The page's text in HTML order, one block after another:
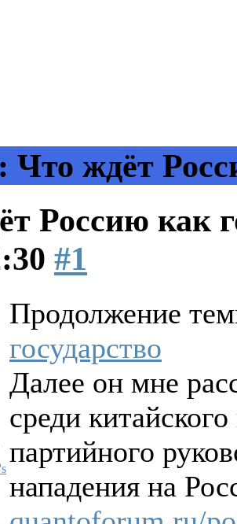
Что ждёт
Россию как
#1
Продолжение
государство
Далее он мне
среди
партийного
нападения на